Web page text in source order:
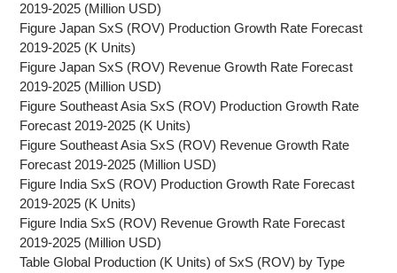
2019-2025 (Million USD)
Figure Japan SxS (ROV) Production Growth Rate Forecast
2019-2025 (K Units)
Figure Japan SxS (ROV) Revenue Growth Rate Forecast
2019-2025 (Million USD)
Figure Southeast Asia SxS (ROV) Production Growth Rate
Forecast 2019-2025 (K Units)
Figure Southeast Asia SxS (ROV) Revenue Growth Rate
Forecast 2019-2025 (Million USD)
Figure India SxS (ROV) Production Growth Rate Forecast
2019-2025 (K Units)
Figure India SxS (ROV) Revenue Growth Rate Forecast
2019-2025 (Million USD)
Table Global Production (K Units) of SxS (ROV) by Type